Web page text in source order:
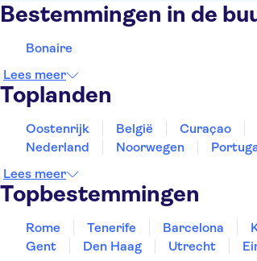
Bestemmingen in de
Bonaire
Lees meer
Toplanden
Oostenrijk België Curaçao
Nederland
Noorwegen
Lees meer
Topbestemmingen
Rome Tenerife Barcelona
Gent
Den Haag Utrecht